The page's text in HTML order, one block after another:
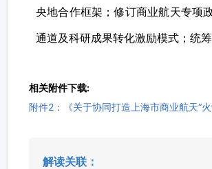
央地合作框架；修订商业航天专项
通道及科研成果转化激励模式；统
相关附件下载:
附件2：《关于协同打造上海市商业航天“
解读关联：